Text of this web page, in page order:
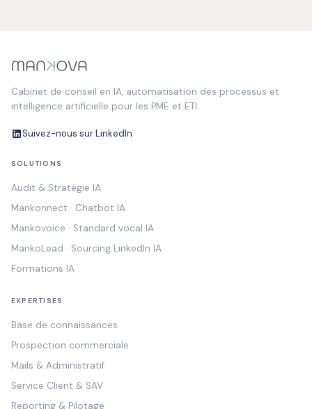
Cabinet de conseil en IA, automatisation des processus et
intelligence artificielle pour les PME et ETI.
Suivez-nous sur LinkedIn
SOLUTIONS
Audit & Stratégie IA
Mankonnect · Chatbot IA
Mankovoice · Standard vocal IA
MankoLead · Sourcing LinkedIn IA
Formations IA
EXPERTISES
Base de connaissances
Prospection commerciale
Mails & Administratif
Service Client & SAV
Reporting & Pilotage